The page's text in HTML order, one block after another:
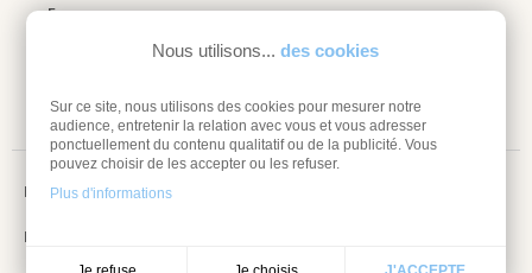
Nous utilisons... des cookies
Sur ce site, nous utilisons des cookies pour mesurer notre
audience, entretenir la relation avec vous et vous adresser
ponctuellement du contenu qualitatif ou de la publicité. Vous
pouvez choisir de les accepter ou les refuser.
Plus d'informations
Espace pro
Mentions légales
Information sur les cookies